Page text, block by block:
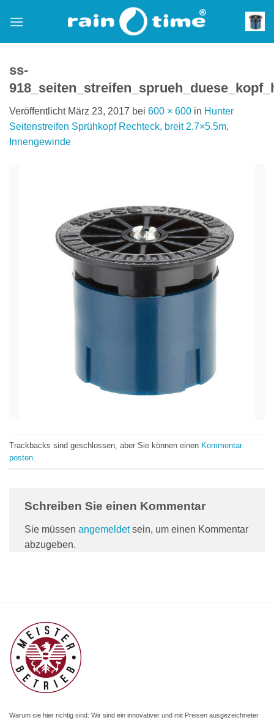
Inhalt
ss-
Veröffentlicht März 23, 2017 bei 600 × 600 in Hunter
Seitenstreifen Sprühkopf Rechteck, breit 2.7×5.5m,
Innengewinde
Trackbacks sind geschlossen, aber Sie können einen Kommentar
posten
Schreiben Sie einen Kommentar
Sie müssen angemeldetsein, um einen Kommentar
abzugeben.
Warum sie hier richtig sind: Wir sind ein innovativer und mit Preisen ausgezeichneter